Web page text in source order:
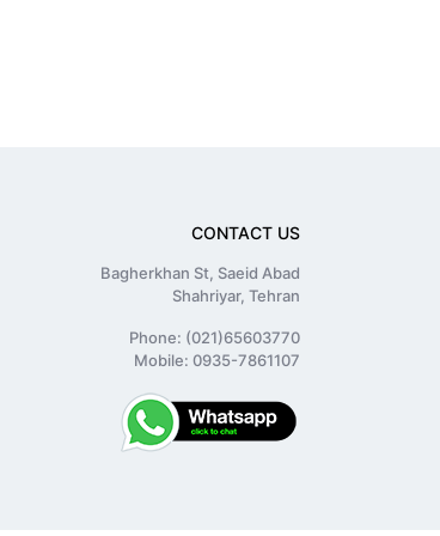
CONTACT US
Bagherkhan St, Saeid Abad
Shahriyar, Tehran
Phone: (021)65603770
Mobile: 0935-7861107